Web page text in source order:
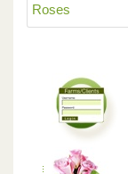
Roses